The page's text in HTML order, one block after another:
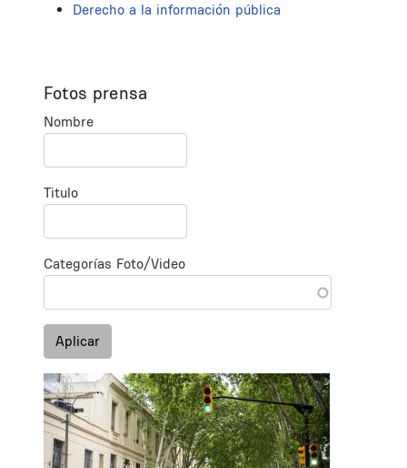
Derecho a la información pública
Fotos prensa
Nombre
Titulo
Categorías Foto/Video
Aplicar